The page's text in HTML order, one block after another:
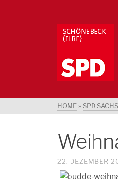
HOME » SPD
22. DEZEMBER